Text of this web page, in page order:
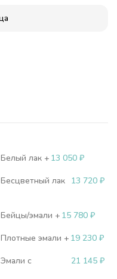
лак + 13 050 ₽
лак 13 720₽
эмали + 15 780 ₽
эмали + 19 230 ₽
с
21 145₽